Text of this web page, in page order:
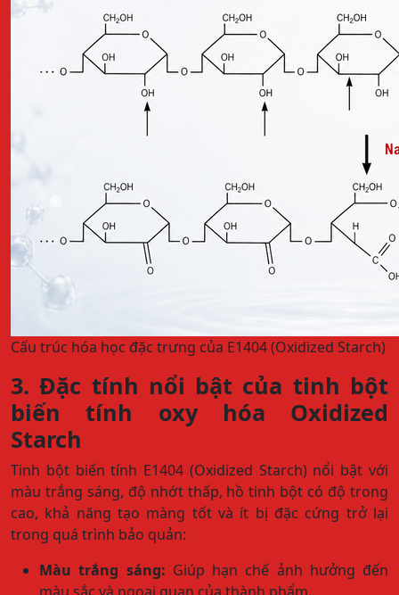
Cấu trúc hóa học đặc trưng của E1404 (Oxidized Starch)
3. Đặc tính nổi bật của tinh bột
biến tính oxy hóa Oxidized
Starch
Tinh bột biến tính E1404 (Oxidized Starch) nổi bật với
màu trắng sáng, độ nhớt thấp, hồ tinh bột có độ trong
cao, khả năng tạo màng tốt và ít bị đặc cứng trở lại
trong quá trình bảo quản:
Màu trắng sáng: Giúp hạn chế ảnh hưởng đến